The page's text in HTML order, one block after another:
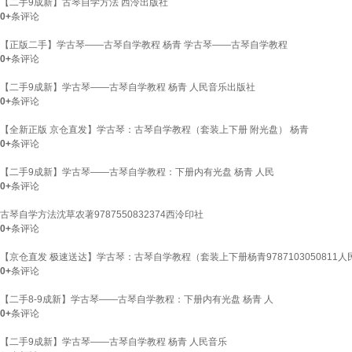
【二手9成新】古琴自学方法 西泠出版社
0+条评论
【正版二手】学古琴——古琴自学教程 杨青 学古琴——古琴自学教程
0+条评论
【二手9成新】学古琴——古琴自学教程 杨青 人民音乐出版社
0+条评论
【全新正版 京仓直发】学古琴：古琴自学教程（套装上下册 附光盘） 杨青
0+条评论
【二手9成新】学古琴——古琴自学教程：下册内有光盘 杨青 人民
0+条评论
古琴自学方法沈草农著9787550832374西泠印社
0+条评论
【京仓直发 极速送达】学古琴：古琴自学教程（套装上下册杨青9787103050811人
0+条评论
【二手8-9成新】学古琴——古琴自学教程：下册内有光盘 杨青 人
0+条评论
【二手9成新】学古琴——古琴自学教程 杨青 人民音乐